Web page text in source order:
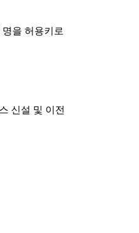
을 허용키로
신설 및 이전